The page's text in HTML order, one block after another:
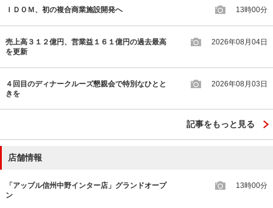
ＩＤＯＭ、初の複合商業施設開発へ 13時00分
売上高３１２億円、営業益１６１億円の過去最高
を更新
2026年08月04日
４回目のディナークルーズ懇親会で特別なひとと
きを
2026年08月03日
記事をもっと見る
店舗情報
「アップル信州中野インター店」グランドオープ
ン
13時00分